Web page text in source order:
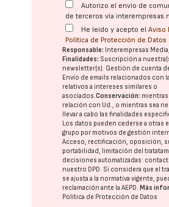
Autorizo el envío de
de terceros vía
He leído y acepto elAviso
Política de Protección de Datos
Responsable: Interempresas
Finalidades: Suscripción a
newsletter(s). Gestión de cuenta
Envío de emails relacionados con
relativos a intereses similares o
asociados.Conservación: mientras
relación con Ud., o mientras sea
llevar a cabo las finalidades
Los datos pueden cederse a otras
grupo por motivos de gestión
Acceso, rectificación, oposición,
portabilidad, limitación del
decisiones automatizadas:
nuestro DPD. Si considera que el
se ajusta a la normativa vigente,
reclamación ante laAEPD.Más
Política de Protección de Datos